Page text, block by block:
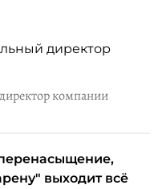
компании
выходит всё